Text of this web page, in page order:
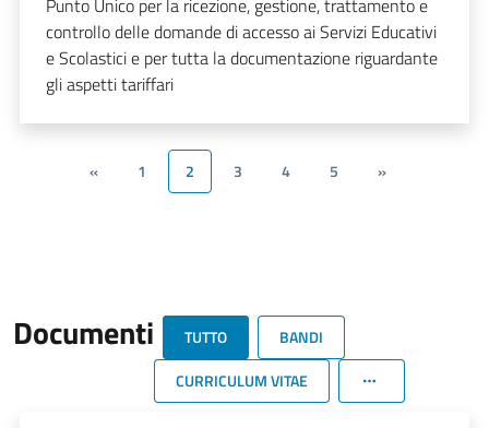
Punto Unico per la ricezione, gestione, trattamento e
controllo delle domande di accesso ai Servizi Educativi
e Scolastici e per tutta la documentazione riguardante
gli aspetti tariffari
« 1 2 3 4 5 »
Documenti TUTTO
BANDI
CURRICULUM VITAE